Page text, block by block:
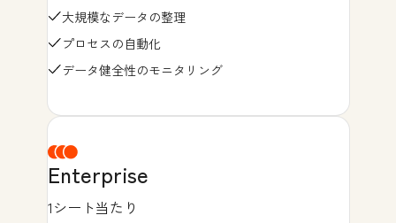
大規模なデータの整理
プロセスの自動化
データ健全性のモニタリング
Enterprise
1シート当たり